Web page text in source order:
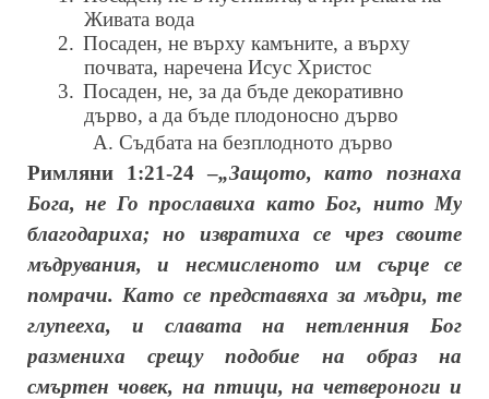
Живата вода
2. Посаден, не върху камъните, а върху
почвата, наречена Исус Христос
3. Посаден, не, за да бъде декоративно
дърво, а да бъде плодоносно дърво
А. Съдбата на безплодното дърво
Римляни 1:21-24 –„Защото, като познаха
Бога, не Го прославиха като Бог, нито Му
благодариха; но извратиха се чрез своите
мъдрувания, и несмисленото им сърце се
помрачи. Като се представяха за мъдри, те
глупееха, и славата на нетленния Бог
размениха срещу подобие на образ на
смъртен човек, на птици, на четвероноги и